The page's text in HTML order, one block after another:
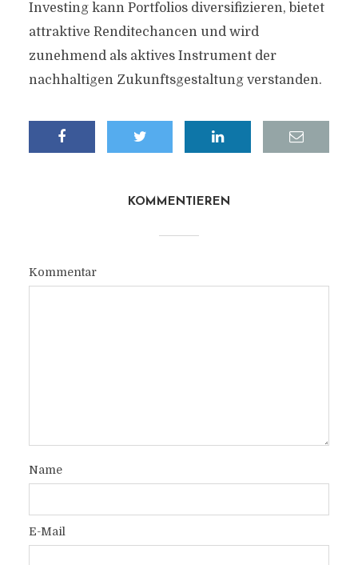
Investing kann Portfolios diversifizieren, bietet
attraktive Renditechancen und wird
zunehmend als aktives Instrument der
nachhaltigen Zukunftsgestaltung verstanden.
KOMMENTIEREN
Kommentar
Name
E-Mail